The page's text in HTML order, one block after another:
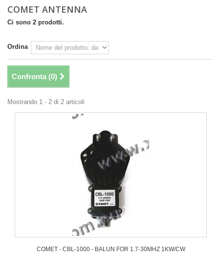
COMET ANTENNA
Ci sono 2 prodotti.
Ordina
Confronta (0)
Mostrando 1 - 2 di 2 articoli
COMET - CBL-1000 - BALUN FOR 1.7-30MHZ 1KW/CW